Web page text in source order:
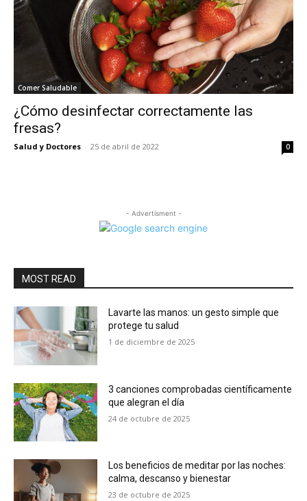
Comer Saludable
¿Cómo desinfectar correctamente las
fresas?
Salud y Doctores - 25 de abril de 2022 0
- Advertisment -
MOST READ
Lavarte las manos: un gesto simple que
protege tu salud
1 de diciembre de 2025
3 canciones comprobadas científicamente
que alegran el día
24 de octubre de 2025
Los beneficios de meditar por las noches:
calma, descanso y bienestar
23 de octubre de 2025